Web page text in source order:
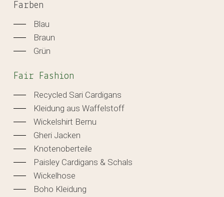
Farben
Blau
Braun
Grün
Fair Fashion
Recycled Sari Cardigans
Kleidung aus Waffelstoff
Wickelshirt Bernu
Gheri Jacken
Knotenoberteile
Paisley Cardigans & Schals
Wickelhose
Boho Kleidung